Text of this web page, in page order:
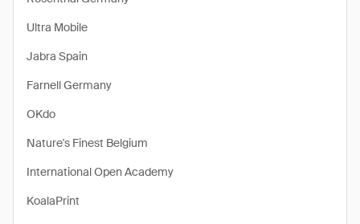
Ultra Mobile
Jabra Spain
Farnell Germany
OKdo
Nature's Finest Belgium
International Open Academy
KoalaPrint